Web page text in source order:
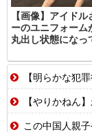
【画像】アイド
ーのユニフォーム
丸出し状態になっ
【明らかな犯罪行
【やりかねん
この中国人親